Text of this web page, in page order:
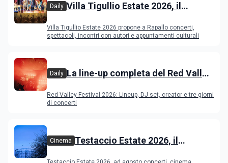
Daily Villa Tigullio Estate 2026, il
Villa Tigullio Estate 2026 propone a Rapallo concerti,
spettacoli, incontri con autori e appuntamenti culturali
Daily La line-up completa del Red Valley
Red Valley Festival 2026: Lineup, DJ set, creator e tre giorni
di concerti
Cinema Testaccio Estate 2026, il